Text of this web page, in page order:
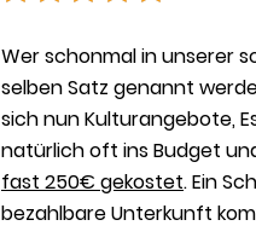
Wer schonmal in unserer
selben Satz genannt
sich nun Kulturangebote,
natürlich oft ins Budget
fast 250€ gekostet. Ein
bezahlbare Unterkunft